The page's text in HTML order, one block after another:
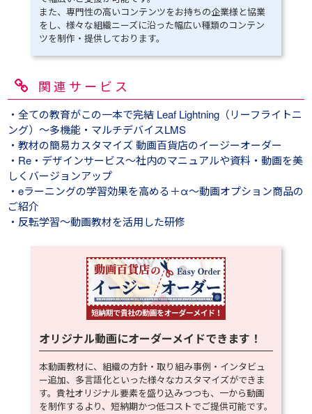
また、専門性の高いコンテンツをお持ちの企業様と協業
をし、様々な組織ニーズに沿った幅広い種類のコンテン
ツを制作・提供しております。
関連サービス
・全ての教育がこの一本で完結 Leaf Lightning（リーフライトニ
ング）～多機能・マルチデバイスLMS
・教材の簡易カスタマイズ 動画百貨店のイージーオーダー
・Re・デザインサービス～社内のマニュアルや資料・動画を美
しくバージョンアップ
・eラーニングの学習効果を高める＋α～動画オプション商品の
ご紹介
・反転学習～動画教材を活用した研修
オリジナル動画にオーダーメイドできます！
本動画教材に、組織の方針・取り組み事例・インタビュ
ー追加、多言語化といった様々なカスタマイズができま
す。貴社オリジナル要素を盛り込みつつも、一から動画
を制作するより、短納期かつ低コストでご提供可能です。